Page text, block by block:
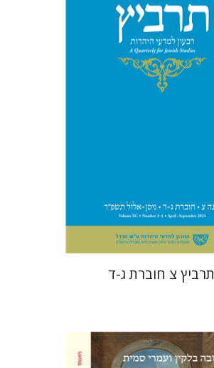
יהונתן גארב מיכאל סיגל
$63
$57
תרביץ צ חוברת ג-ד